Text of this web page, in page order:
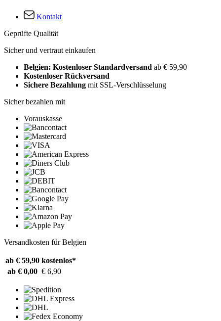
Kontakt
Geprüfte Qualität
Sicher und vertraut einkaufen
Belgien: Kostenloser Standardversand ab € 59,90
Kostenloser Rückversand
Sichere Bezahlung mit SSL-Verschlüsselung
Sicher bezahlen mit
Vorauskasse
Versandkosten für Belgien
ab € 59,90 kostenlos*
ab € 0,00 € 6,90